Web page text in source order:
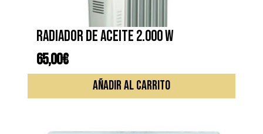
Radiador de aceite 2.000 W
65,00€
AÑADIR AL CARRITO